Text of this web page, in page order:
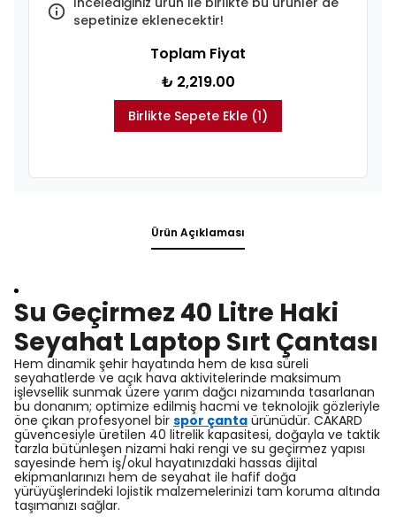
sepetinize eklenecektir!
Toplam Fiyat
₺ 2,219.00
Birlikte Sepete Ekle (1)
Ürün Açıklaması
Su Geçirmez 40 Litre Haki
Seyahat Laptop Sırt Çantası
Hem dinamik şehir hayatında hem de kısa süreli
seyahatlerde ve açık hava aktivitelerinde maksimum
işlevsellik sunmak üzere yarım dağcı nizamında tasarlanan
bu donanım; optimize edilmiş hacmi ve teknolojik gözleriyle
öne çıkan profesyonel bir spor çanta ürünüdür. CAKARD
güvencesiyle üretilen 40 litrelik kapasitesi, doğayla ve taktik
tarzla bütünleşen nizami haki rengi ve su geçirmez yapısı
sayesinde hem iş/okul hayatınızdaki hassas dijital
ekipmanlarınızı hem de seyahat ile hafif doğa
yürüyüşlerindeki lojistik malzemelerinizi tam koruma altında
taşımanızı sağlar.